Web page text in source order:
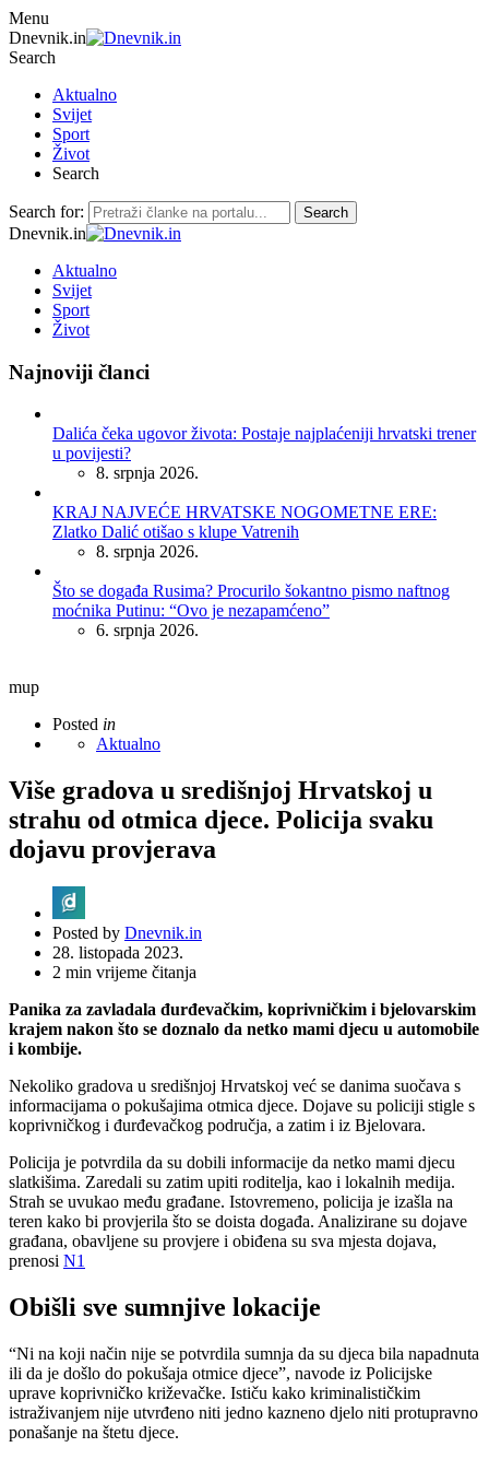
Menu
Dnevnik.in
Search
Aktualno
Svijet
Sport
Život
Search
Search for: Search
Dnevnik.in
Aktualno
Svijet
Sport
Život
Najnoviji članci
Dalića čeka ugovor života: Postaje najplaćeniji hrvatski trener
u povijesti?
8. srpnja 2026.
KRAJ NAJVEĆE HRVATSKE NOGOMETNE ERE:
Zlatko Dalić otišao s klupe Vatrenih
8. srpnja 2026.
Što se događa Rusima? Procurilo šokantno pismo naftnog
moćnika Putinu: “Ovo je nezapamćeno”
6. srpnja 2026.
mup
Posted in
Aktualno
Više gradova u središnjoj Hrvatskoj u
strahu od otmica djece. Policija svaku
dojavu provjerava
Posted by Dnevnik.in
28. listopada 2023.
2 min vrijeme čitanja
Panika za zavladala đurđevačkim, koprivničkim i bjelovarskim
krajem nakon što se doznalo da netko mami djecu u automobile
i kombije.
Nekoliko gradova u središnjoj Hrvatskoj već se danima suočava s
informacijama o pokušajima otmica djece. Dojave su policiji stigle s
koprivničkog i đurđevačkog područja, a zatim i iz Bjelovara.
Policija je potvrdila da su dobili informacije da netko mami djecu
slatkišima. Zaredali su zatim upiti roditelja, kao i lokalnih medija.
Strah se uvukao među građane. Istovremeno, policija je izašla na
teren kako bi provjerila što se doista događa. Analizirane su dojave
građana, obavljene su provjere i obiđena su sva mjesta dojava,
prenosi N1
Obišli sve sumnjive lokacije
“Ni na koji način nije se potvrdila sumnja da su djeca bila napadnuta
ili da je došlo do pokušaja otmice djece”, navode iz Policijske
uprave koprivničko križevačke. Ističu kako kriminalističkim
istraživanjem nije utvrđeno niti jedno kazneno djelo niti protupravno
ponašanje na štetu djece.